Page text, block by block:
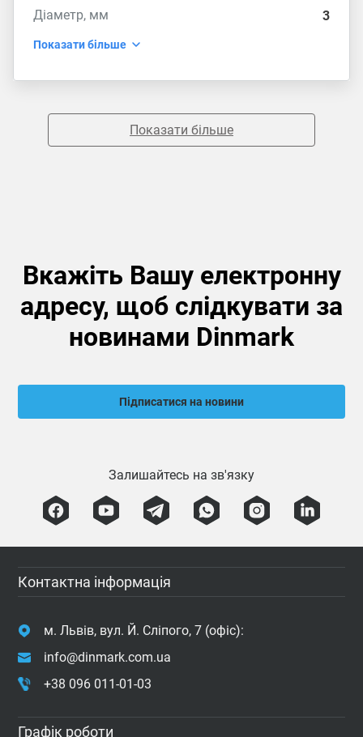
Діаметр, мм
3
Показати більше
Показати більше
Вкажіть Вашу електронну
адресу, щоб слідкувати за
новинами Dinmark
Підписатися на новини
Залишайтесь на зв'язку
Контактна інформація
м. Львів, вул. Й. Сліпого, 7 (офіс):
info@dinmark.com.ua
+38 096 011-01-03
Графік роботи